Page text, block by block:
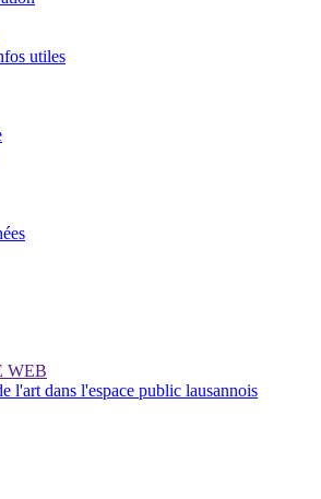
utiles
WEB
l'art dans l'espace public lausannois